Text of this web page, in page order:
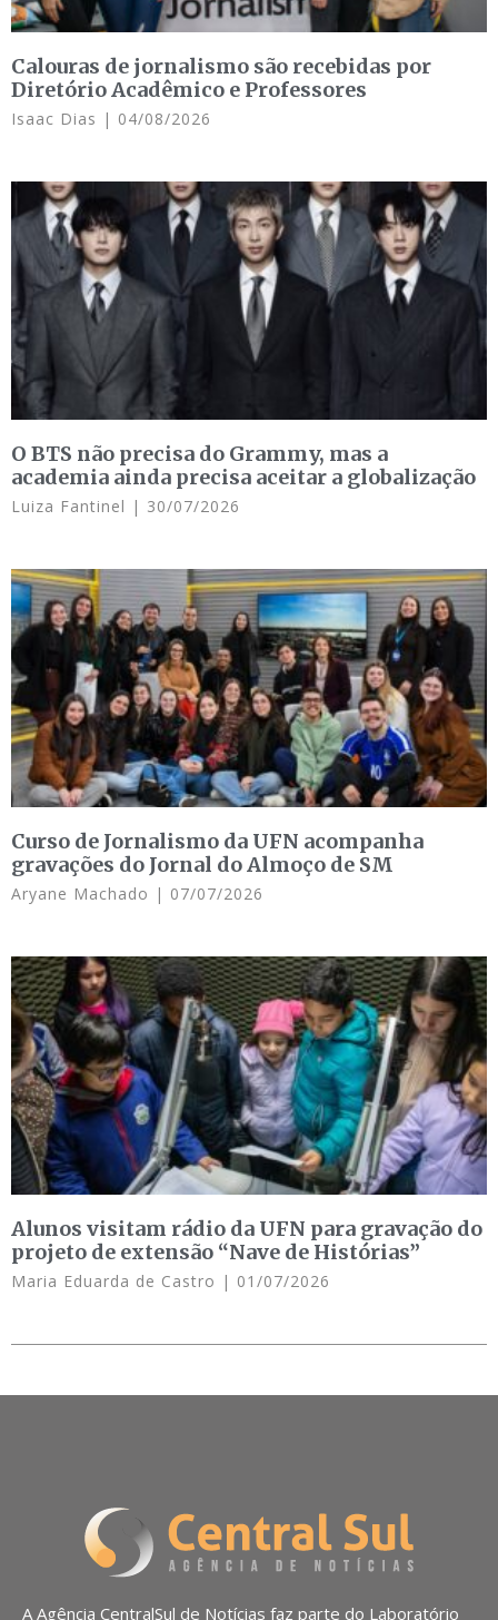
Calouras de jornalismo são recebidas por
Diretório Acadêmico e Professores
Isaac Dias 04/08/2026
O BTS não precisa do Grammy, mas a
academia ainda precisa aceitar a globalização
Luiza Fantinel 30/07/2026
Curso de Jornalismo da UFN acompanha
gravações do Jornal do Almoço de SM
Aryane Machado 07/07/2026
Alunos visitam rádio da UFN para gravação do
projeto de extensão “Nave de Histórias”
Maria Eduarda de Castro 01/07/2026
A Agência CentralSul de Notícias faz parte do Laboratório